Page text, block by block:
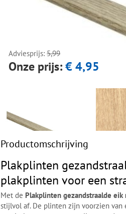
Adviesprijs:5,99
Onze prijs: € 4,95
Productomschrijving
Plakplinten
plakplinten voor een
Met de Plakplinten gezandstraalde
stijlvol af. De plinten zijn voorzien van